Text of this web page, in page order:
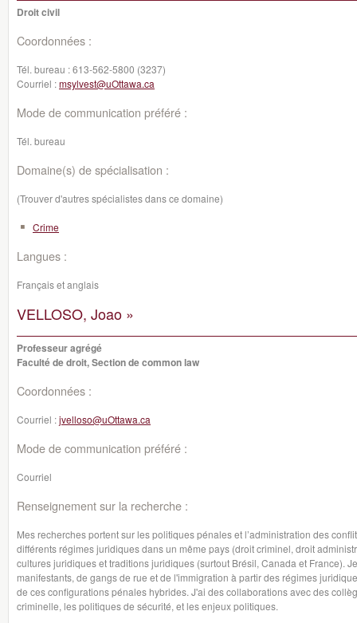
Droit civil
Coordonnées :
Tél. bureau :613-562-5800 (3237)
Courriel :msylvest@uOttawa.ca
Mode de communication préféré :
Tél. bureau
Domaine(s) de spécialisation :
(Trouver d'autres spécialistes dans ce domaine)
Crime
Langues :
Français et anglais
VELLOSO, Joao »
Professeur agrégé
Faculté de droit, Section de common law
Coordonnées :
Courriel :jvelloso@uOttawa.ca
Mode de communication préféré :
Courriel
Renseignement sur la recherche :
Mes recherches portent sur les politiques pénales et l’administration des
différents régimes juridiques dans un même pays (droit criminel, droit
cultures juridiques et traditions juridiques (surtout Brésil, Canada et France).
manifestants, de gangs de rue et de l'immigration à partir des régimes
de ces configurations pénales hybrides. J'ai des collaborations avec des
criminelle, les politiques de sécurité, et les enjeux politiques.